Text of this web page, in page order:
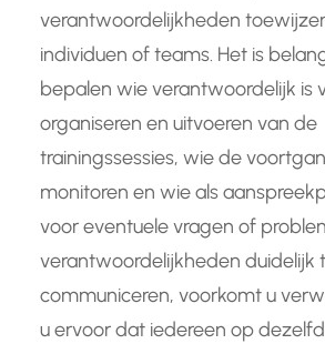
verantwoordelijkheden
individuen of teams. Het is
bepalen wie verantwoordelijk is
organiseren en uitvoeren van de
trainingssessies, wie de
monitoren en wie als
voor eventuele vragen of
verantwoordelijkheden duidelijk
communiceren, voorkomt u
u ervoor dat iedereen op